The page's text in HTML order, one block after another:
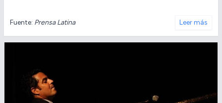
Fuente: Prensa Latina Leer más